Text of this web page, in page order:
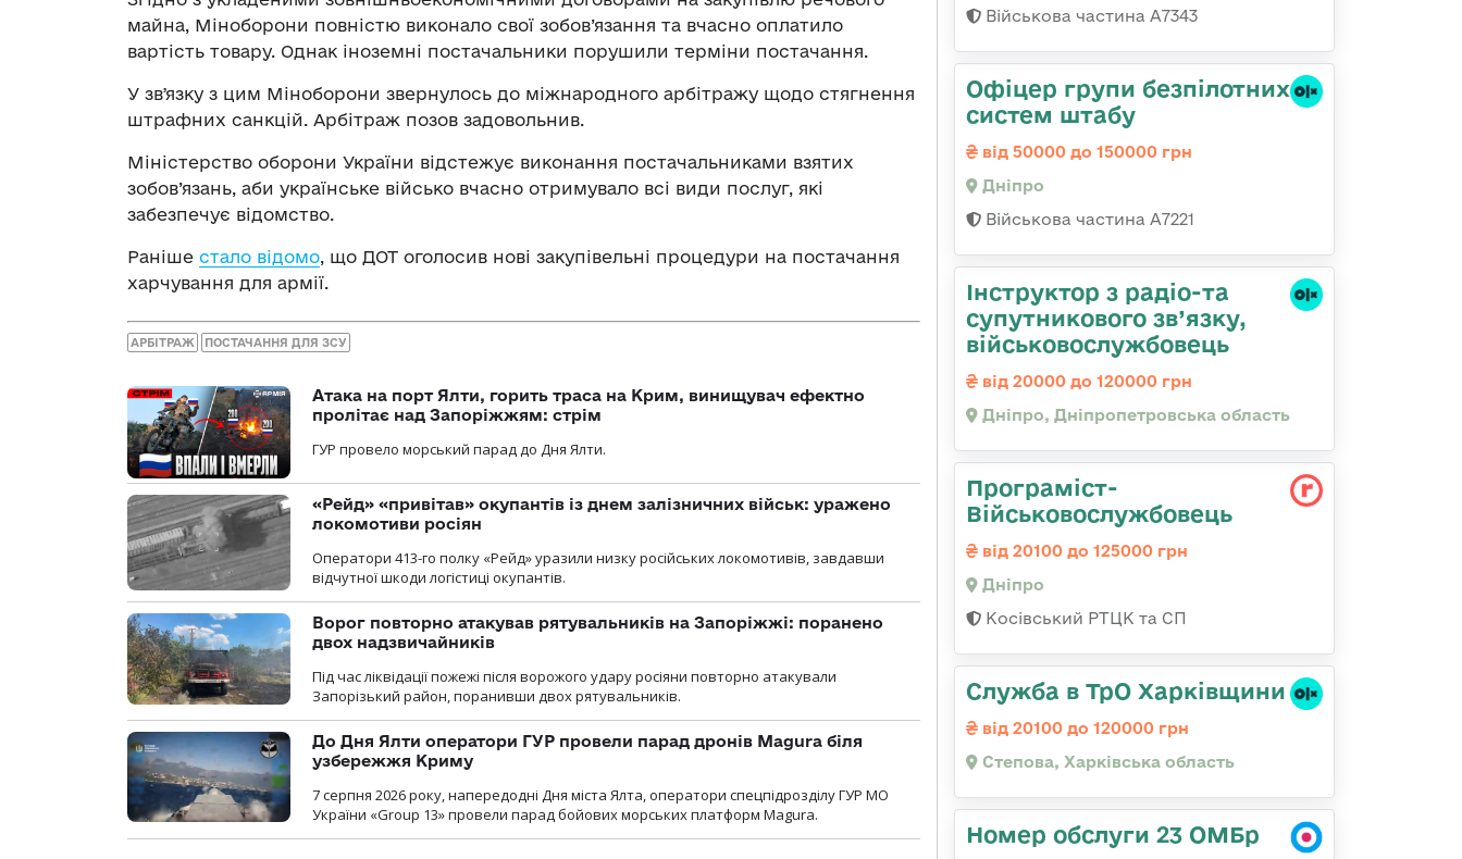
майна, Міноборони повністю виконало свої зобов’язання та вчасно оплатило
вартість товару. Однак іноземні постачальники порушили терміни постачання.
У звʼязку з цим Міноборони звернулось до міжнародного арбітражу щодо стягнення
штрафних санкцій. Арбітраж позов задовольнив.
Міністерство оборони України відстежує виконання постачальниками взятих
зобов’язань, аби українське військо вчасно отримувало всі види послуг, які
забезпечує відомство.
Раніше стало відомо, що ДОТ оголосив нові закупівельні процедури на постачання
харчування для армії.
АРБІТРАЖ ПОСТАЧАННЯ ДЛЯ ЗСУ
Атака на порт Ялти, горить траса на Крим, винищувач ефектно
пролітає над Запоріжжям: стрім
ГУР провело морський парад до Дня Ялти.
«Рейд» «привітав» окупантів із днем залізничних військ: уражено
локомотиви росіян
Оператори 413-го полку «Рейд» уразили низку російських локомотивів, завдавши
відчутної шкоди логістиці окупантів.
Ворог повторно атакував рятувальників на Запоріжжі: поранено
двох надзвичайників
Під час ліквідації пожежі після ворожого удару росіяни повторно атакували
Запорізький район, поранивши двох рятувальників.
До Дня Ялти оператори ГУР провели парад дронів Magura біля
узбережжя Криму
7 серпня 2026 року, напередодні Дня міста Ялта, оператори спецпідрозділу ГУР МО
України «Group 13» провели парад бойових морських платформ Magura.
Військова частина А7343
Офіцер групи безпілотних
систем штабу
від 50000 до 150000 грн
Дніпро
Військова частина А7221
Інструктор з радіо-та
супутникового зв’язку,
військовослужбовець
від 20000 до 120000 грн
Дніпро, Дніпропетровська область
Програміст-
Військовослужбовець
від 20100 до 125000 грн
Дніпро
Косівський РТЦК та СП
Служба в ТрО Харківщини
від 20100 до 120000 грн
Степова, Харківська область
Номер обслуги 23 ОМБр